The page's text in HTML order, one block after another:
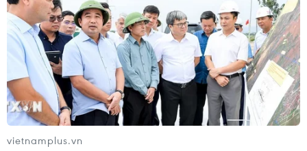
TIN LIÊN QUAN
vietnamplus.vn